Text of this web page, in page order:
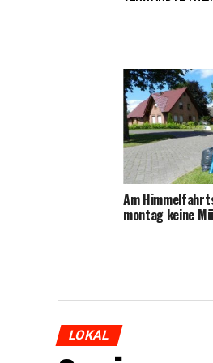
Am
mon­tag kei­ne
LOKAL